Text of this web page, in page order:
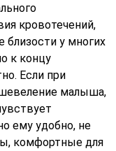
кровотечений,
у многих
к концу
Если при
шевеление малыша,
ему удобно, не
комфортные для